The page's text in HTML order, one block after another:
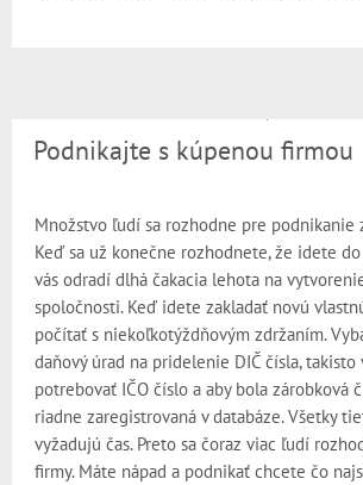
Podnikajte s kúpenou firmou
Množstvo ľudí sa rozhodne pre podnikanie
Keď sa už konečne rozhodnete, že idete
vás odradí dlhá čakacia lehota na
spoločnosti. Keď idete zakladať novú
počítať s niekoľkotýždňovým zdržaním.
daňový úrad na pridelenie DIČ čísla, takisto
potrebovať IČO číslo a aby bola zárobková
riadne zaregistrovaná v databáze. Všetky
vyžadujú čas. Preto sa čoraz viac ľudí
firmy. Máte nápad a podnikať chcete čo